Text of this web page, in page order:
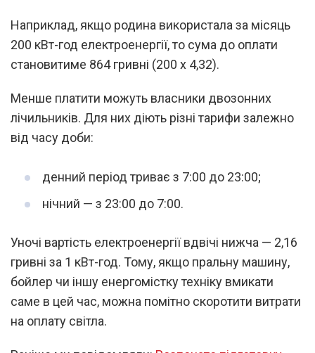
Наприклад, якщо родина використала за місяць
200 кВт-год електроенергії, то сума до оплати
становитиме 864 гривні (200 х 4,32).
Менше платити можуть власники двозонних
лічильників. Для них діють різні тарифи залежно
від часу доби:
денний період триває з 7:00 до 23:00;
нічний — з 23:00 до 7:00.
Уночі вартість електроенергії вдвічі нижча — 2,16
гривні за 1 кВт-год. Тому, якщо пральну машину,
бойлер чи іншу енергомістку техніку вмикати
саме в цей час, можна помітно скоротити витрати
на оплату світла.